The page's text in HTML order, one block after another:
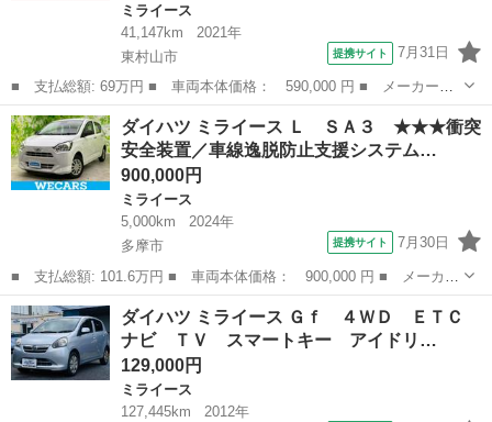
ミライース
41,147km
2021年
東村山市
提携サイト 7月31日
■ 支払総額: 69万円 ■ 車両本体価格： 590,000 円 ■ メーカー
名： ダイハツ ■ 車種名： ミライース ■ グレード名： Ｌ Ｓ
ＡＩＩＩ 衝突軽減 障害物センサー ナビ Ｂカメラ Ｂｌｕｅｔ
ｏｏｔｈオーディ...
東京 東村山市
ダイハツ ミライース Ｌ ＳＡ３ ★★★衝突
安全装置／車線逸脱防止支援システム…
900,000円
ミライース
5,000km
2024年
多摩市
提携サイト 7月30日
■ 支払総額: 101.6万円 ■ 車両本体価格： 900,000 円 ■ メーカー
名： ダイハツ ■ 車種名： ミライース ■ グレード名： Ｌ Ｓ
Ａ３ ★★★衝突安全装置／車線逸脱防止支援システム／ＥＢＤ付Ａ
ＢＳ／横滑...
東京 多摩市 ミライース
ダイハツ ミライース Ｇｆ ４ＷＤ ＥＴＣ
ナビ ＴＶ スマートキー アイドリ…
129,000円
ミライース
127,445km
2012年